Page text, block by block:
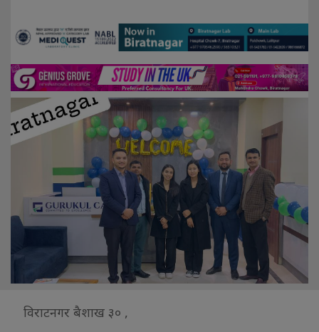
विराटनगर बैशाख ३० ,